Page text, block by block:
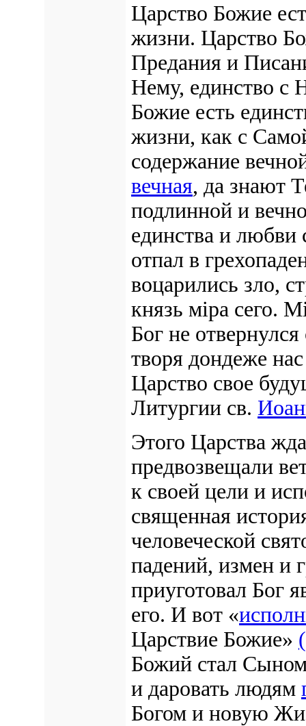
Царство Божие
жизни. Царство
Предания и
Нему, единство с
Божие есть
жизни, как с
содержание
вечная, да знают
подлинной и
единства и любви
отпал в
воцарились зло,
князь мiра сего.
Бог не
творя дондеже
Царство свое
Литургии св.
Этого Царства
предвозвещали
к своей цели и
священная
человеческой
падений, измен и
приуготовал Бог
его. И вот «
Царствие Божие»
Божий стал
и даровать людям
Богом и новую